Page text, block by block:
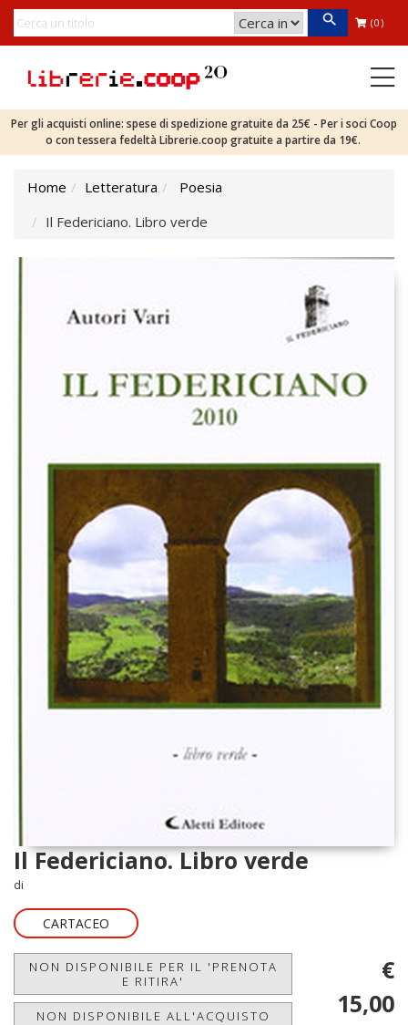
(0)
Per gli acquisti online: spese di spedizione gratuite da 25€ - Per i soci Coop
o con tessera fedeltà Librerie.coop gratuite a partire da 19€.
Home Letteratura
Poesia
Il Federiciano. Libro verde
Il Federiciano. Libro verde
di
CARTACEO
NON DISPONIBILE PER IL 'PRENOTA
E RITIRA'
NON DISPONIBILE ALL'ACQUISTO
€
15,00